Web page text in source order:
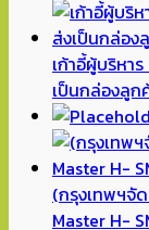
เก้าอี้ผู้บริหา
เป็นกล่องลูก
(กรุงเทพฯจั
Master H-